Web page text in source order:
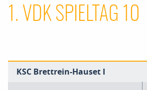
1. VDK SPIELTAG 10
KSC Brettrein-Hauset I